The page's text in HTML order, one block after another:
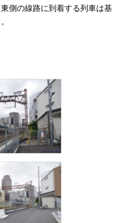
側の線路に到着する列車は基